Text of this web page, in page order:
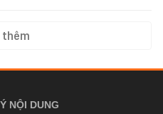
thêm
NỘI DUNG